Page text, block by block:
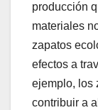
producción
materiales
zapatos
efectos a
ejemplo, los
contribuir a